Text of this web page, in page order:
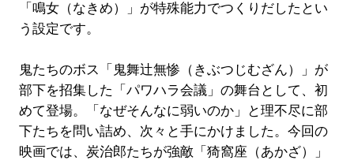
「鳴女（なきめ）」が特殊能力でつくりだしたとい
う設定です。
鬼たちのボス「鬼舞辻無惨（きぶつじむざん）」が
部下を招集した「パワハラ会議」の舞台として、初
めて登場。「なぜそんなに弱いのか」と理不尽に部
下たちを問い詰め、次々と手にかけました。今回の
映画では、炭治郎たちが強敵「猗窩座（あかざ）」